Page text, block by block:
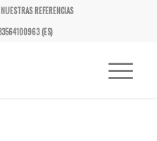
NUESTRAS REFERENCIAS
(ES)